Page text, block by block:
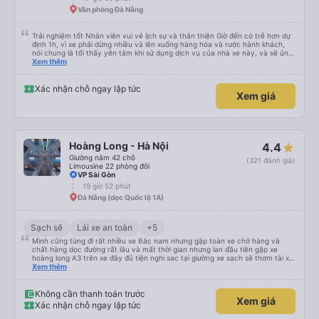
Văn phòng Đà Nẵng
Trải nghiệm tốt Nhân viên vui vẻ lịch sự và thân thiện Giờ đến có trễ hơn dự
định 1h, vì xe phải dừng nhiều và lên xuống hàng hóa và rước hành khách,
nói chung là tối thấy yên tâm khi sử dụng dịch vụ của nhà xe này, và sẽ ủng
hộ và giới thiệu cho người thân sử dụng dịch vụ của nhà xe này
Xem thêm
Xác nhận chỗ ngay lập tức
Xem giá
Hoàng Long - Hà Nội
Giường nằm 42 chỗ
Limousine 22 phòng đôi
4.4
(321 đánh giá)
VP Sài Gòn
19 giờ 52 phút
Đà Nẵng (dọc Quốc lộ 1A)
Sạch sẽ Lái xe an toàn +5
Mình cũng từng đi rất nhiều xe Bắc nam nhưng gặp toàn xe chở hàng và
chất hàng dọc đường rất lâu và mất thời gian nhưng lan đầu tiên gặp xe
hoàng long A3 trên xe đây đủ tiện nghi sac tại giường xe sạch sẽ thơm tài xế
lo xe thoải mái vui tính sẽ con ung hô nhe
Xem thêm
Không cần thanh toán trước
Xác nhận chỗ ngay lập tức
Xem giá